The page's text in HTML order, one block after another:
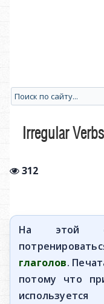
Irregular
312
На этой
глаголов.
потому что
используется